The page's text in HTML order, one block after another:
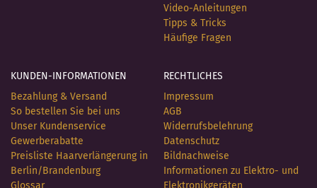
Video-Anleitungen
Tipps & Tricks
Häufige Fragen
KUNDEN-INFORMATIONEN
Bezahlung & Versand
So bestellen Sie bei uns
Unser Kundenservice
Gewerberabatte
Preisliste Haarverlängerung in
Berlin/Brandenburg
Glossar
RECHTLICHES
Impressum
AGB
Widerrufsbelehrung
Datenschutz
Bildnachweise
Informationen zu Elektro- und
Elektronikgeräten